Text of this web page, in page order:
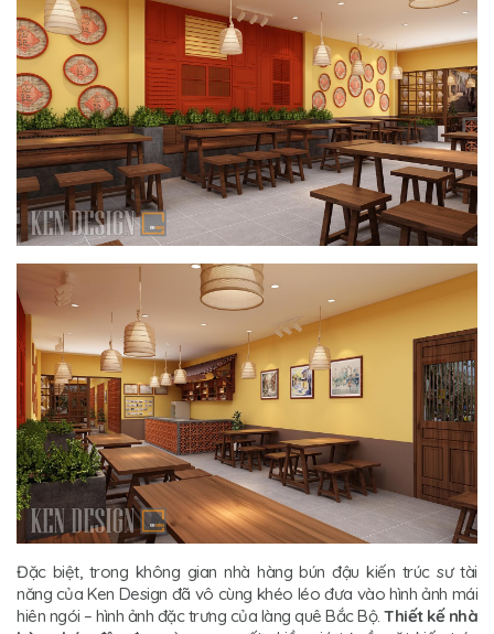
Đặc biệt, trong không gian nhà hàng bún đậu kiến trúc sư tài
năng của Ken Design đã vô cùng khéo léo đưa vào hình ảnh mái
hiên ngói – hình ảnh đặc trưng của làng quê Bắc Bộ. Thiết kế nhà